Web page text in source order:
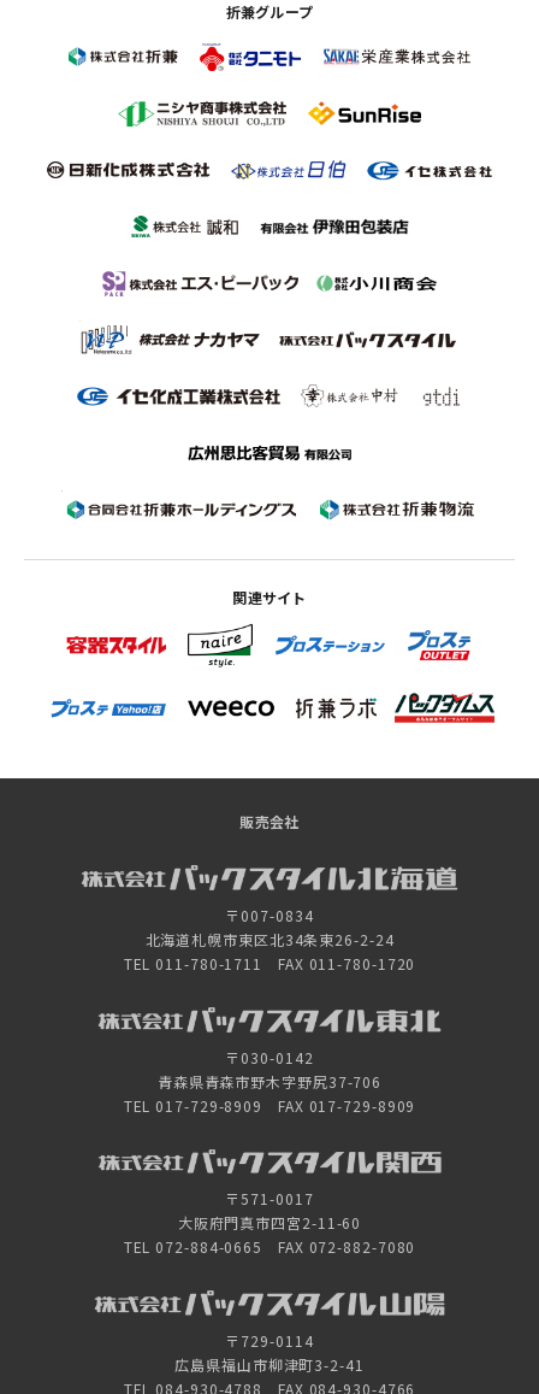
折兼グループ
関連サイト
販売会社
〒007-0834
北海道札幌市東区北34条東26-2-24
TEL 011-780-1711 FAX 011-780-1720
〒030-0142
青森県青森市野木字野尻37-706
TEL 017-729-8909 FAX 017-729-8909
〒571-0017
大阪府門真市四宮2-11-60
TEL 072-884-0665 FAX 072-882-7080
〒729-0114
広島県福山市柳津町3-2-41
TEL 084-930-4788 FAX 084-930-4766